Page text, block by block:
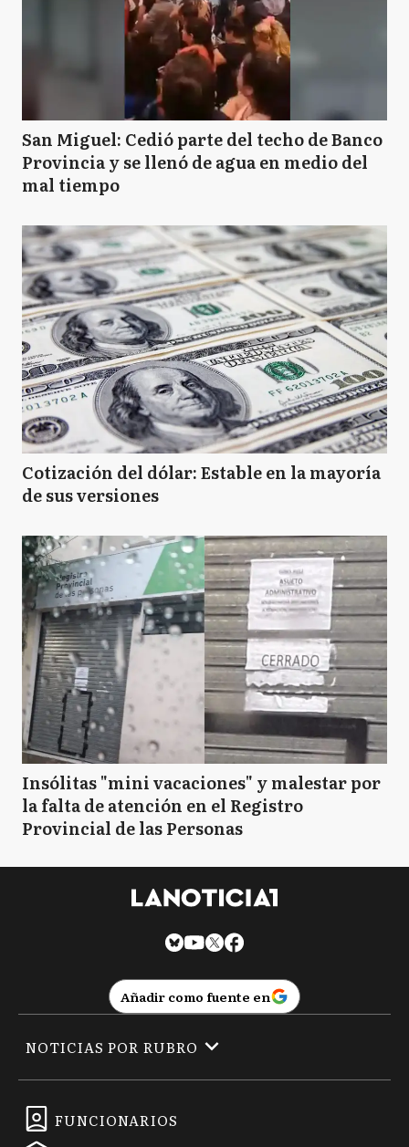
San Miguel: Cedió parte del techo de Banco
Provincia y se llenó de agua en medio del
mal tiempo
Cotización del dólar: Estable en la mayoría
de sus versiones
Insólitas "mini vacaciones" y malestar por
la falta de atención en el Registro
Provincial de las Personas
Añadir como fuente en
FUNCIONARIOS
NOTICIAS POR RUBRO